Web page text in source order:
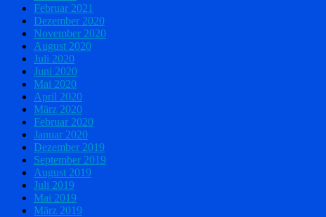
Februar 2021
Dezember 2020
November 2020
August 2020
Juli 2020
Juni 2020
Mai 2020
April 2020
März 2020
Februar 2020
Januar 2020
Dezember 2019
September 2019
August 2019
Juli 2019
Mai 2019
März 2019